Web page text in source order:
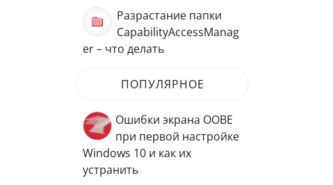
Разрастание папки
CapabilityAccessManag
er – что делать
ПОПУЛЯРНОЕ
Ошибки экрана OOBE
при первой настройке
Windows 10 и как их
устранить